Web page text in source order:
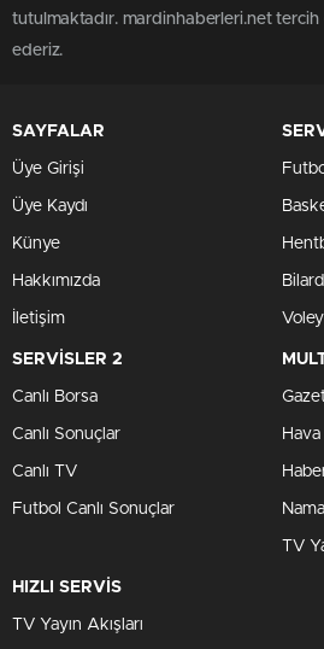
tutulmaktadır. mardinhaberleri.net
ederiz.
SAYFALAR
Üye Girişi
Üye Kaydı
Künye
Hakkımızda
İletişim
SERVİSLER 2
Canlı Borsa
Canlı Sonuçlar
Canlı TV
Futbol Canlı Sonuçlar
TV
HIZLI SERVİS
TV Yayın Akışları